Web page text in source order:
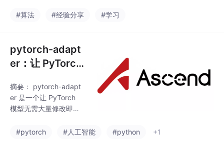
我是去年底帮一个朋友
砸懵的。当时他的
月）、检索到的仓库信
份关于昇腾 NPU 推理
“标准菜谱”的详细教
程。
#算法 #经验分享 #学习
pytorch-adapt
er：让 PyTorch
昇腾 NPU 上
摘要： pytorch-adapt
er 是一个让 PyTorch
模型无需大量修改即可
适配工具。通过简单的 .
#pytorch #人工智能 #python +1